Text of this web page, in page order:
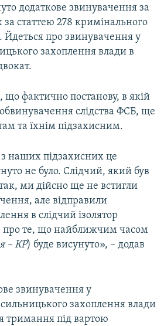
додаткове звинувачення за
статтею 278 кримінального
Йдеться про звинувачення у
захоплення влади в
що фактично постанову, в якій
слідства ФСБ, ще
та їхнім підзахисним.
наших підзахисних це
не було. Слідчий, який був
ми дійсно ще не встигли
але відправили
в слідчий ізолятор
про те, що найближчим часом
– КР) буде висунуто», – додав
звинувачення у
захоплення влади
тримання під вартою